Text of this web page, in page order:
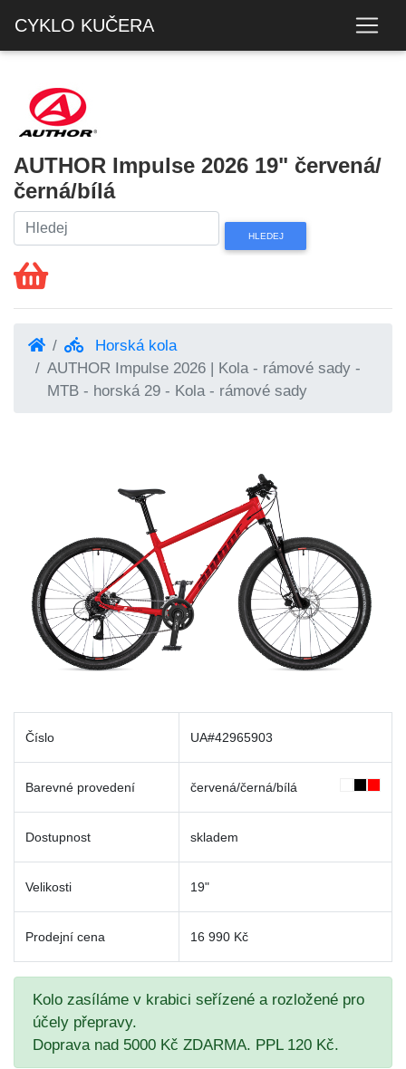
CYKLO KUČERA
AUTHOR Impulse 2026 19" červená/
černá/bílá
Horská kola
AUTHOR Impulse 2026 | Kola - rámové sady -
MTB - horská 29 - Kola - rámové sady
Číslo UA#42965903
Barevné provedení červená/černá/bílá
Dostupnost skladem
Velikosti 19"
Prodejní cena 16 990 Kč
Kolo zasíláme v krabici seřízené a rozložené pro
účely přepravy.
Doprava nad 5000 Kč ZDARMA. PPL 120 Kč.